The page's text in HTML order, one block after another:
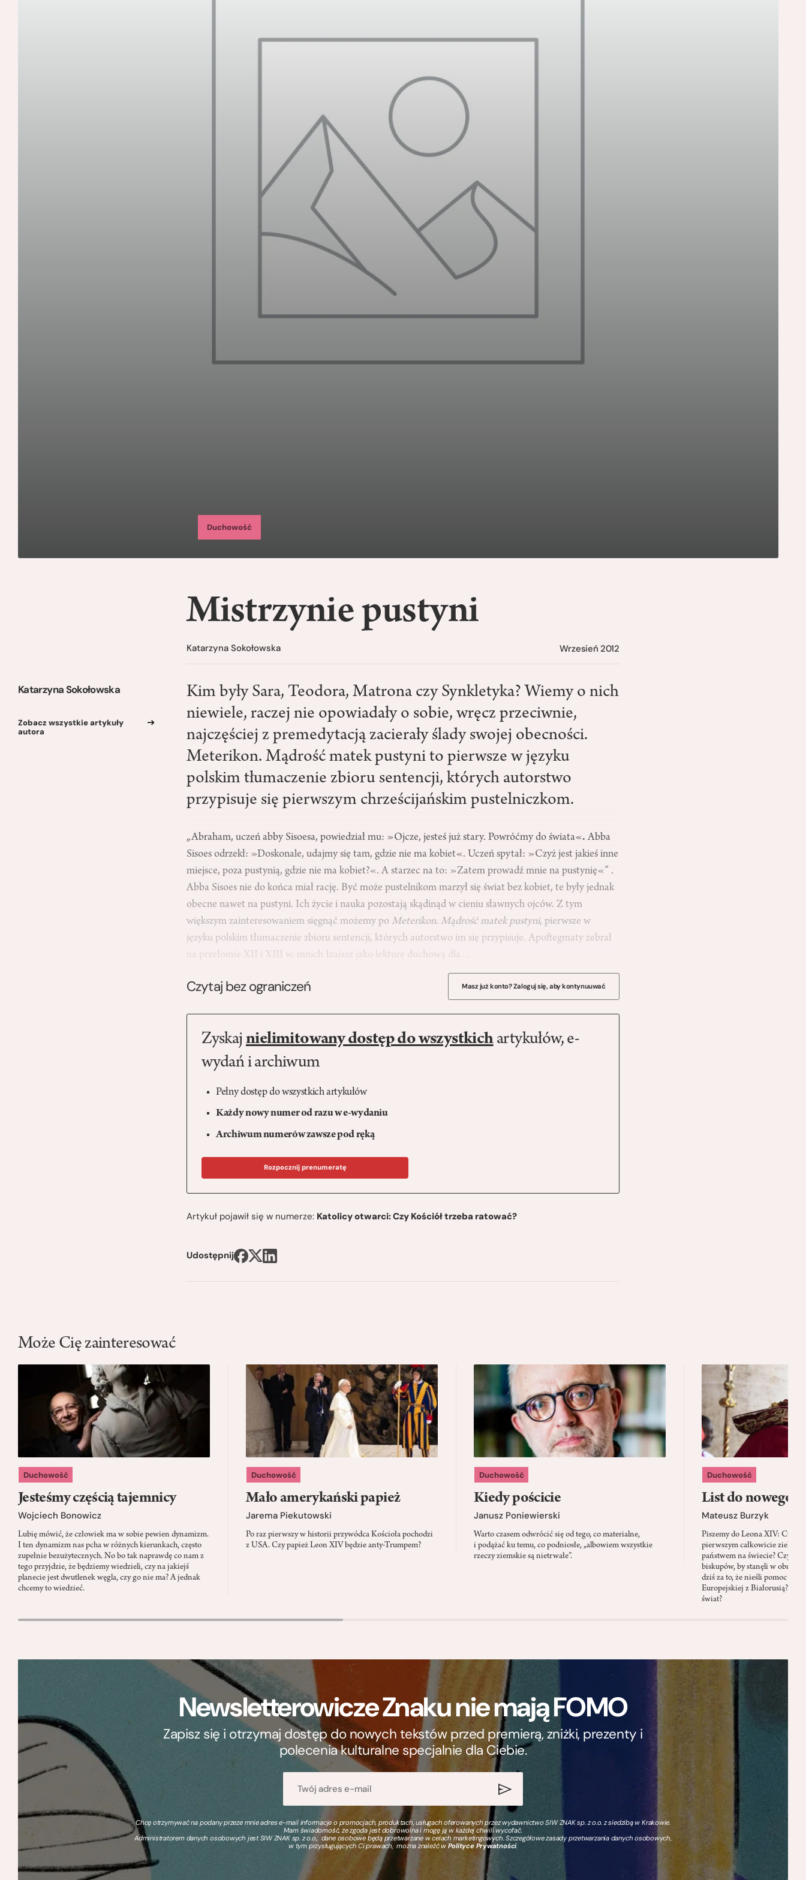
Duchowość
Katarzyna Sokołowska
Zobacz wszystkie artykuły
autora
Mistrzynie pustyni
Katarzyna Sokołowska Wrzesień 2012
Kim były Sara, Teodora, Matrona czy Synkletyka? Wiemy o nich
niewiele, raczej nie opowiadały o sobie, wręcz przeciwnie,
najczęściej z premedytacją zacierały ślady swojej obecności.
Meterikon. Mądrość matek pustyni to pierwsze w języku
polskim tłumaczenie zbioru sentencji, których autorstwo
przypisuje się pierwszym chrześcijańskim pustelniczkom.
„Abraham, uczeń abby Sisoesa, powiedział mu: »Ojcze, jesteś już stary. Powróćmy do świata«. Abba
Sisoes odrzekł: »Doskonale, udajmy się tam, gdzie nie ma kobiet«. Uczeń spytał: »Czyż jest jakieś inne
miejsce, poza pustynią, gdzie nie ma kobiet?«. A starzec na to: »Zatem prowadź mnie na pustynię«” .
Abba Sisoes nie do końca miał rację. Być może pustelnikom marzył się świat bez kobiet, te były jednak
obecne nawet na pustyni. Ich życie i nauka pozostają skądinąd w cieniu sławnych ojców. Z tym
większym zainteresowaniem sięgnąć możemy poMeterikon. Mądrość matek pustyni, pierwsze w
języku polskim tłumaczenie zbioru sentencji, których autorstwo im się przypisuje. Apoftegmaty zebrał
na przełomie XII i XIII w. mnich Izajasz jako lekturę duchową dla…
Czytaj bez ograniczeń Masz już konto? Zaloguj się, aby kontynuuwać
Zyskaj nielimitowany dostęp do wszystkichartykułów, e-
wydań i archiwum
Pełny dostęp do wszystkich artykułów
Każdy nowy numer od razu w e-wydaniu
Archiwum numerów zawsze pod ręką
Rozpocznij prenumeratę
Artykuł pojawił się w numerze: Katolicy otwarci: Czy Kościół trzeba ratować?
Udostępnij
Może Cię zainteresować
Duchowość
Jesteśmy częścią tajemnicy
Wojciech Bonowicz
Lubię mówić, że człowiek ma w sobie pewien dynamizm.
I ten dynamizm nas pcha w różnych kierunkach, często
zupełnie bezużytecznych. No bo tak naprawdę co nam z
tego przyjdzie, że będziemy wiedzieli, czy na jakiejś
planecie jest dwutlenek węgla, czy go nie ma? A jednak
chcemy to wiedzieć.
Duchowość
Mało amerykański papież
Jarema Piekutowski
Po raz pierwszy w historii przywódca Kościoła pochodzi
z USA. Czy papież Leon XIV będzie anty-Trumpem?
Duchowość
Kiedy pościcie
Janusz Poniewierski
Warto czasem odwrócić się od tego, co materialne,
i podążać ku temu, co podniosłe, „albowiem wszystkie
rzeczy ziemskie są nietrwałe”.
Duchowość
List do nowego
Mateusz Burzyk
Piszemy do Leona XIV: Czy
pierwszym całkowicie
państwem na świecie? Czy
biskupów, by stanęli w
dziś za to, że nieśli pomoc
Europejskiej z Białorusią? Czy
świat?
Newsletterowicze Znaku nie mają FOMO
Zapisz się i otrzymaj dostęp do nowych tekstów przed premierą, zniżki, prezenty i
polecenia kulturalne specjalnie dla Ciebie.
Chcę otrzymywać na podany przeze mnie adres e-mail informacje o promocjach, produktach, usługach oferowanych przez wydawnictwo SIW ZNAK sp. z o.o. z siedzibą w Krakowie.
Mam świadomość, że zgoda jest dobrowolna i mogę ją w każdej chwili wycofać.
Administratorem danych osobowych jest SIW ZNAK sp. z o.o., dane osobowe będą przetwarzane w celach marketingowych. Szczegółowe zasady przetwarzania danych osobowych,
w tym przysługujących Ci prawach, można znaleźć wPolityce Prywatności.